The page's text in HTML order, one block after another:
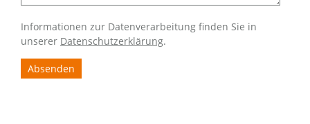
Informationen zur Datenverarbeitung finden Sie in
unserer Datenschutzerklärung.
Absenden